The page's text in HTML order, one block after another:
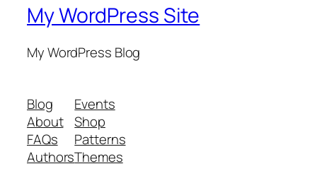
My WordPress Site
My WordPress Blog
Blog
About
FAQs
Authors
Events
Shop
Patterns
Themes